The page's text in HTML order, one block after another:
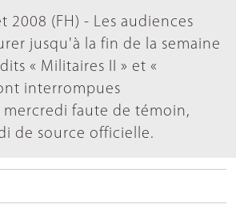
2008 (FH) - Les audiences
jusqu'à la fin de la semaine
« Militaires II » et «
interrompues
faute de témoin,
de source officielle.